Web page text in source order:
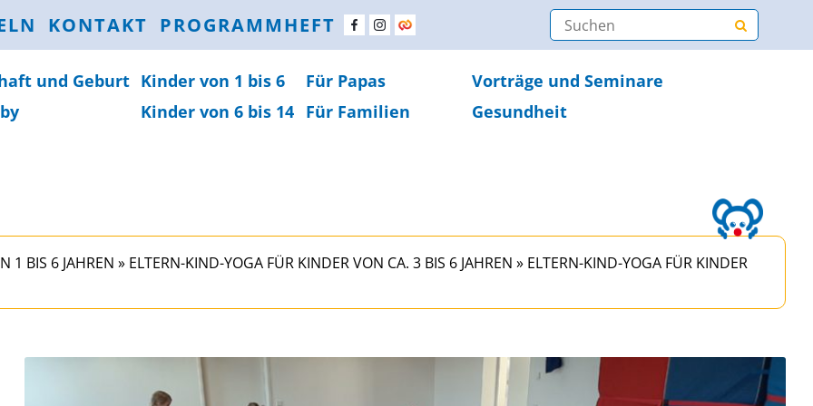
KONTAKT PROGRAMMHEFT
und Geburt Kinder von 1 bis 6 Für Papas
Vorträge und Seminare
Kinder von 6 bis 14 Für Familien Gesundheit
1 BIS 6 JAHREN » ELTERN-KIND-YOGA FÜR KINDER VON CA. 3 BIS 6 JAHREN » ELTERN-KIND-YOGA FÜR KINDER